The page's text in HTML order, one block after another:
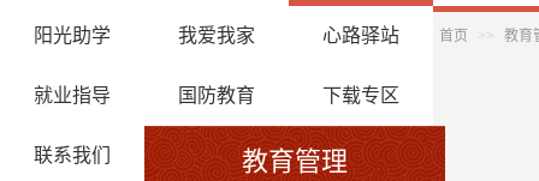
阳光助学 我爱我家 心路驿站
就业指导 国防教育 下载专区
联系我们
首页 >> 教育
教育管理